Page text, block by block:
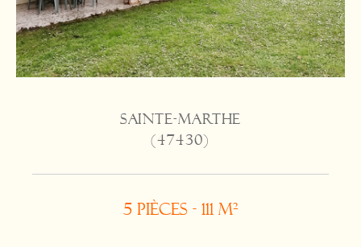
SAINTE-MARTHE
(47430)
5 pièces - 111 m²